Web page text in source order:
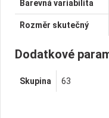
Barevná variabilita
Rozměr skutečný
Dodatkové
Skupina 63